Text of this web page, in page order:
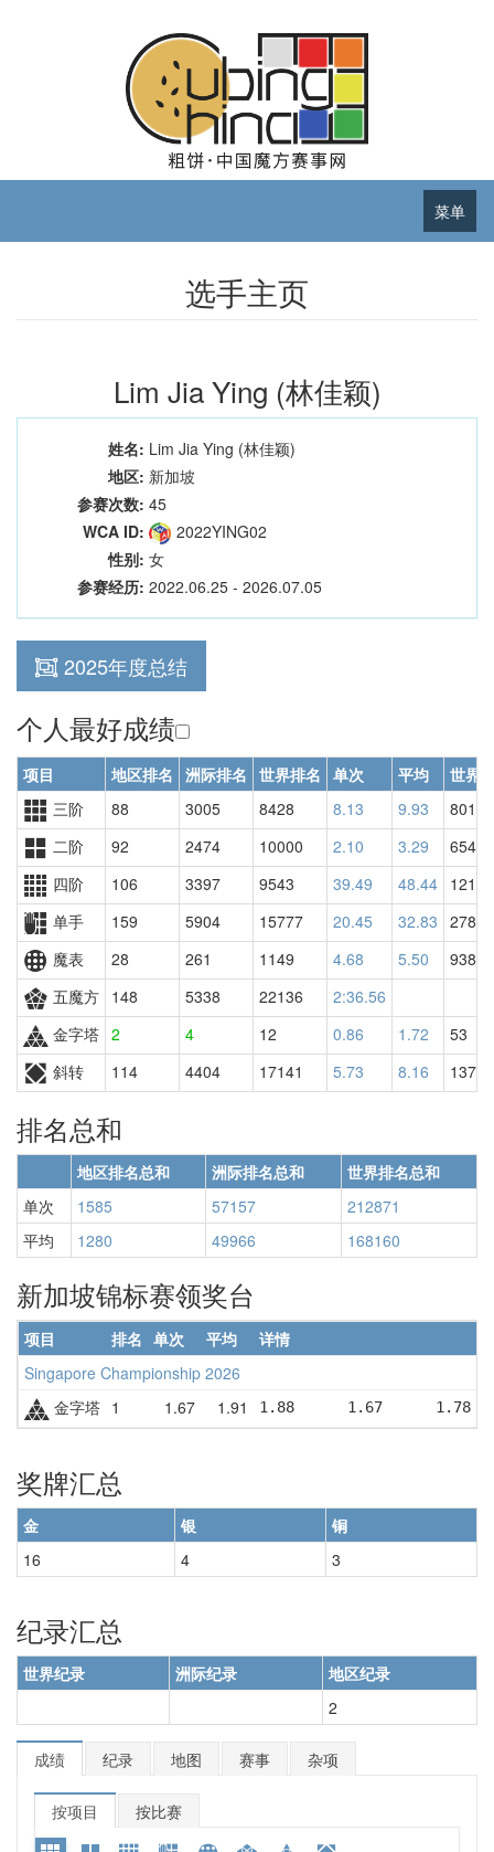
菜单
选手主页
Lim Jia Ying (林佳颖)
姓名: Lim Jia Ying (林佳颖)
地区: 新加坡
参赛次数: 45
WCA ID:
2022YING02
性别: 女
参赛经历: 2022.06.25 - 2026.07.05
2025年度总结
个人最好成绩
项目 地区排名 洲际排名 世界排名 单次 平均
世界
三阶
88 3005 8428 8.13 9.93
8010
二阶
92 2474 10000 2.10 3.29
6547
四阶
106 3397 9543 39.49 48.44 12180
单手
159 5904 15777 20.45 32.83 27801
魔表
28 261 1149 4.68 5.50
938
五魔方 148 5338 22136
2:36.56
金字塔 2 4 12 0.86 1.72
53
斜转
114 4404 17141 5.73 8.16 13716
排名总和
地区排名总和 洲际排名总和
世界排名总和
单次
1585 57157
212871
平均
1280 49966 168160
新加坡锦标赛领奖台
项目 排名 单次 平均
详情
Singapore Championship 2026
金字塔 1 1.67 1.91 1.88      1.67      1.78
奖牌汇总
金 银
铜
16
4 3
纪录汇总
世界纪录 洲际纪录
地区纪录
2
成绩 纪录 地图 赛事 杂项
按项目 按比赛